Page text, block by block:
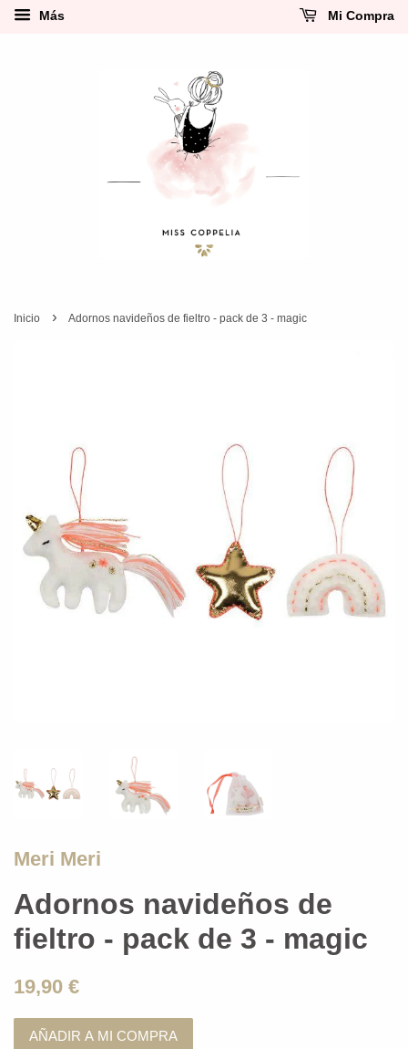
Más Mi Compra
Inicio › Adornos navideños de fieltro - pack de 3 - magic
Meri Meri
Adornos navideños de
fieltro - pack de 3 - magic
19,90 €
AÑADIR A MI COMPRA